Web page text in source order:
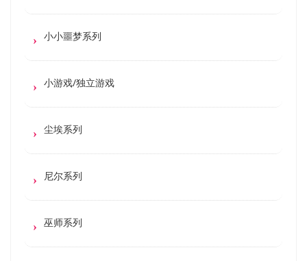
小小噩梦系列
小游戏/独立游戏
尘埃系列
尼尔系列
巫师系列